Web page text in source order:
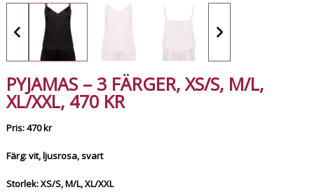
PYJAMAS – 3 FÄRGER, XS/S, M/L,
XL/XXL, 470 KR
Pris: 470 kr
Färg: vit, ljusrosa, svart
Storlek: XS/S, M/L, XL/XXL